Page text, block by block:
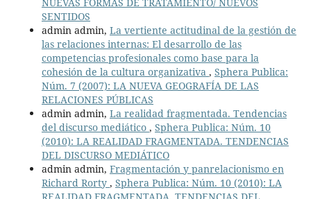
SENTIDOS
admin admin, La vertiente actitudinal de la gestión de
las relaciones internas: El desarrollo de las
competencias profesionales como base para la
cohesión de la cultura organizativa , Sphera Publica:
Núm. 7 (2007): LA NUEVA GEOGRAFÍA DE LAS
RELACIONES PÚBLICAS
admin admin, La realidad fragmentada. Tendencias
del discurso mediático , Sphera Publica: Núm. 10
(2010): LA REALIDAD FRAGMENTADA. TENDENCIAS
DEL DISCURSO MEDIÁTICO
admin admin, Fragmentación y panrelacionismo en
Richard Rorty , Sphera Publica: Núm. 10 (2010): LA